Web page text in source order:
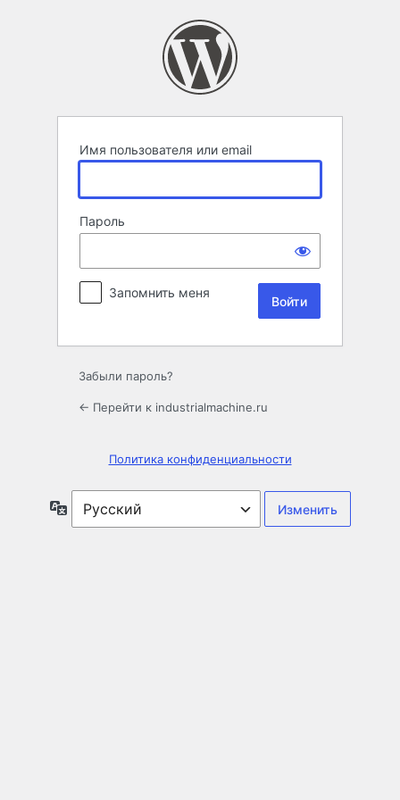
Имя пользователя или email
Пароль
Запомнить меня
Забыли пароль?
← Перейти к industrialmachine.ru
Политика конфиденциальности
Язык